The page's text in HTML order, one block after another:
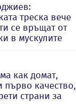
треска вече
се връщат от
в мускулите
как домат,
първо качество,
страни за